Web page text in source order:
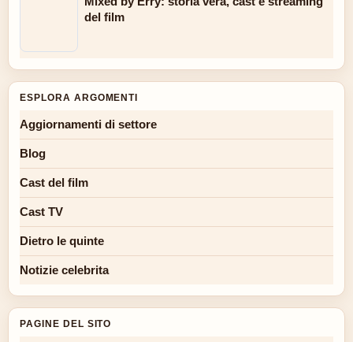
del film
ESPLORA ARGOMENTI
Aggiornamenti di settore
Blog
Cast del film
Cast TV
Dietro le quinte
Notizie celebrita
PAGINE DEL SITO